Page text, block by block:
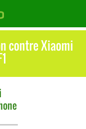
contre Xiaomi